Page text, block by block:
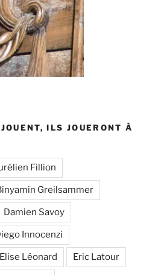
ILS JOUERONT À
Fillion
Greilsammer
Damien Savoy
Innocenzi
Elise Léonard Eric Latour